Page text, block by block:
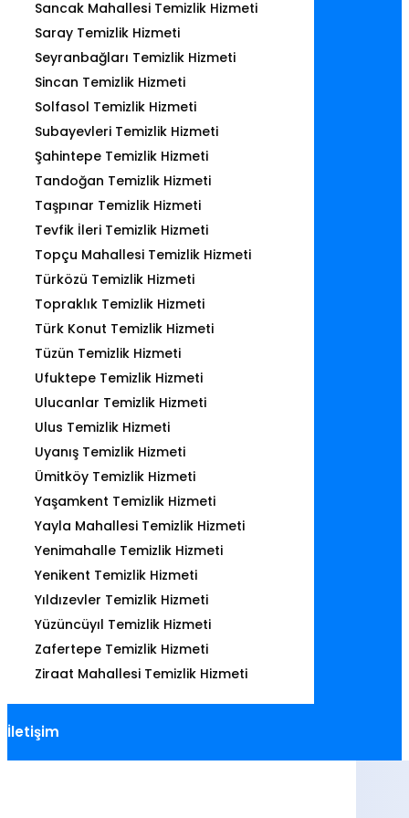
Sancak Mahallesi Temizlik Hizmeti
Saray Temizlik Hizmeti
Seyranbağları Temizlik Hizmeti
Sincan Temizlik Hizmeti
Solfasol Temizlik Hizmeti
Subayevleri Temizlik Hizmeti
Şahintepe Temizlik Hizmeti
Tandoğan Temizlik Hizmeti
Taşpınar Temizlik Hizmeti
Tevfik İleri Temizlik Hizmeti
Topçu Mahallesi Temizlik Hizmeti
Türközü Temizlik Hizmeti
Topraklık Temizlik Hizmeti
Türk Konut Temizlik Hizmeti
Tüzün Temizlik Hizmeti
Ufuktepe Temizlik Hizmeti
Ulucanlar Temizlik Hizmeti
Ulus Temizlik Hizmeti
Uyanış Temizlik Hizmeti
Ümitköy Temizlik Hizmeti
Yaşamkent Temizlik Hizmeti
Yayla Mahallesi Temizlik Hizmeti
Yenimahalle Temizlik Hizmeti
Yenikent Temizlik Hizmeti
Yıldızevler Temizlik Hizmeti
Yüzüncüyıl Temizlik Hizmeti
Zafertepe Temizlik Hizmeti
Ziraat Mahallesi Temizlik Hizmeti
İletişim